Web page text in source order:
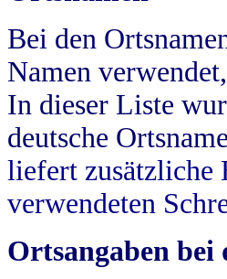
Bei den
Namen
In dieser Liste
deutsche
liefert zusätzliche
verwendeten
Ortsangaben bei